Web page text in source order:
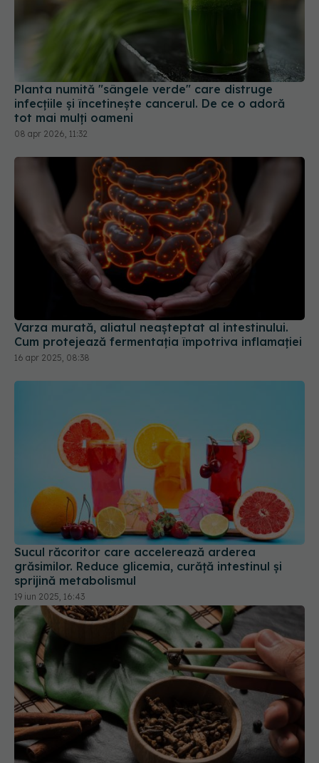
Planta numită "sângele verde" care distruge
infecțiile și încetinește cancerul. De ce o adoră
tot mai mulți oameni
08 apr 2026, 11:32
Varza murată, aliatul neașteptat al intestinului.
Cum protejează fermentația împotriva inflamației
16 apr 2025, 08:38
Sucul răcoritor care accelerează arderea
grăsimilor. Reduce glicemia, curăță intestinul și
sprijină metabolismul
19 iun 2025, 16:43